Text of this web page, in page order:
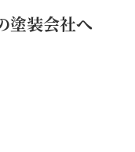
塗装会社へ